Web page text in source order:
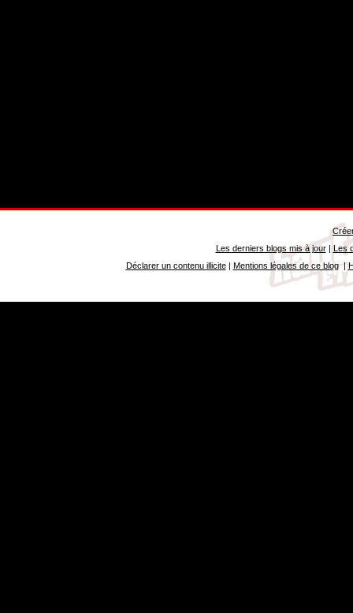
Les derniers blogs mis à jour| Les
Déclarer un contenu illicite| Mentions légales de ce blog|